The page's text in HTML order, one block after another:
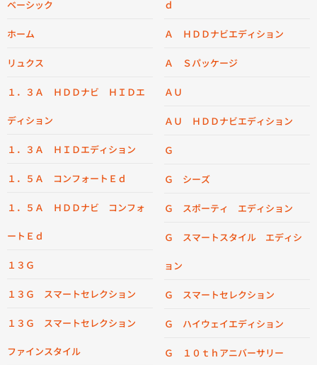
ベーシック
ホーム
リュクス
１．３Ａ ＨＤＤナビ ＨＩＤエ
ディション
１．３Ａ ＨＩＤエディション
１．５Ａ コンフォートＥｄ
１．５Ａ ＨＤＤナビ コンフォ
ートＥｄ
１３Ｇ
１３Ｇ スマートセレクション
１３Ｇ スマートセレクション
ファインスタイル
ｄ
Ａ ＨＤＤナビエディション
Ａ Ｓパッケージ
ＡＵ
ＡＵ ＨＤＤナビエディション
Ｇ
Ｇ シーズ
Ｇ スポーティ エディション
Ｇ スマートスタイル エディシ
ョン
Ｇ スマートセレクション
Ｇ ハイウェイエディション
Ｇ １０ｔｈアニバーサリー